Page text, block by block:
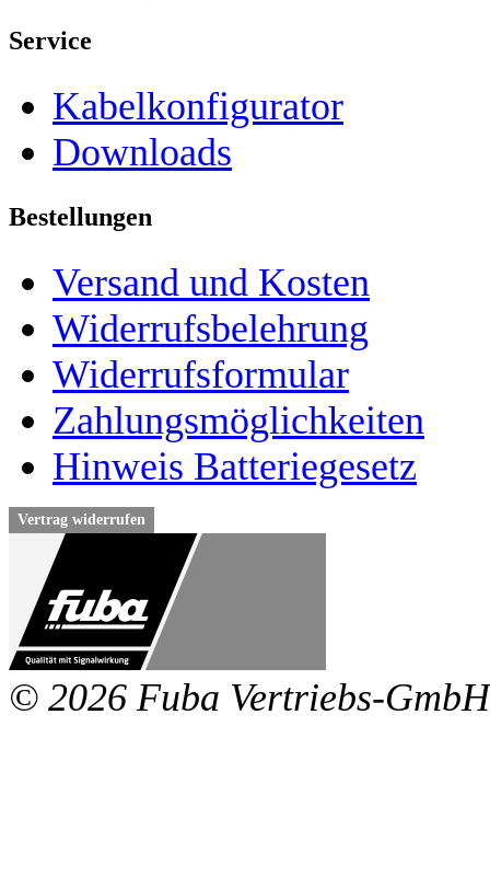
Service
Kabelkonfigurator
Downloads
Bestellungen
Versand und Kosten
Widerrufsbelehrung
Widerrufsformular
Zahlungsmöglichkeiten
Hinweis Batteriegesetz
Vertrag widerrufen
© 2026 Fuba Vertriebs-GmbH